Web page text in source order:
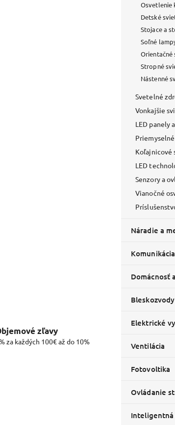
Osvetlenie
Detské
Stojace a
Soľné
Orientačné
Stropné
Nástenné
Svetelné
Vonkajšie
LED panely
Koľajnicové
LED
Senzory a
Vianočné
Náradie a
Domácnosť
Elektrické
Ventilácia
Fotovoltika
Ovládanie
Inteligentná
zľavy
za každých 100€ až do 10%